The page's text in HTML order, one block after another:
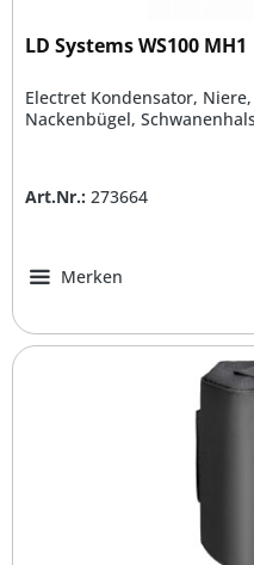
LD Systems WS100 MH1
Electret Kondensator,
Nackenbügel,
Art.Nr.: 273664
Merken